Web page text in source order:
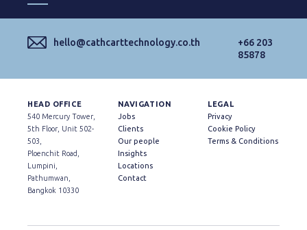
hello@cathcarttechnology.co.th
+66 203
85878
HEAD OFFICE
540 Mercury Tower,
5th Floor, Unit 502-
503,
Ploenchit Road,
Lumpini,
Pathumwan,
Bangkok 10330
NAVIGATION
Jobs
Clients
Our people
Insights
Locations
Contact
LEGAL
Privacy
Cookie Policy
Terms & Conditions